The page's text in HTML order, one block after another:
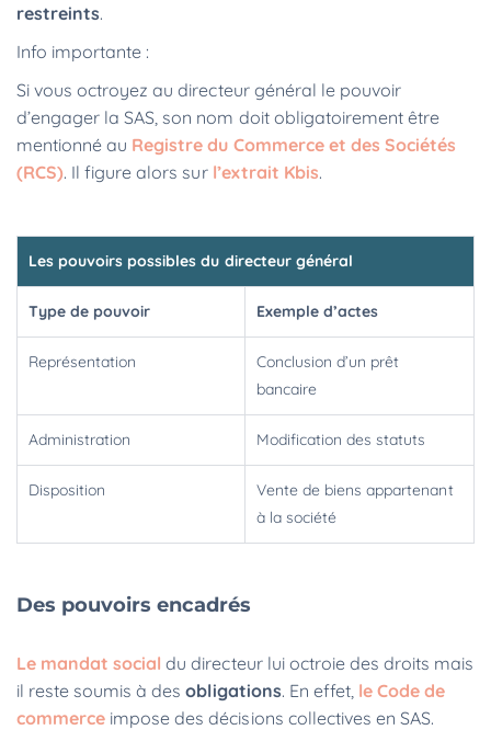
restreints.
Info importante :
Si vous octroyez au directeur général le pouvoir
d’engager la SAS, son nom doit obligatoirement être
mentionné au Registre du Commerce et des Sociétés
(RCS). Il figure alors sur l’extrait Kbis.
Les pouvoirs possibles du directeur général
Type de pouvoir Exemple d’actes
Représentation
Conclusion d’un prêt
bancaire
Administration Modification des statuts
Disposition
Vente de biens appartenant
à la société
Des pouvoirs encadrés
Le mandat social du directeur lui octroie des droits mais
il reste soumis à desobligations. En effet, le Code de
commerce impose des décisions collectives en SAS.